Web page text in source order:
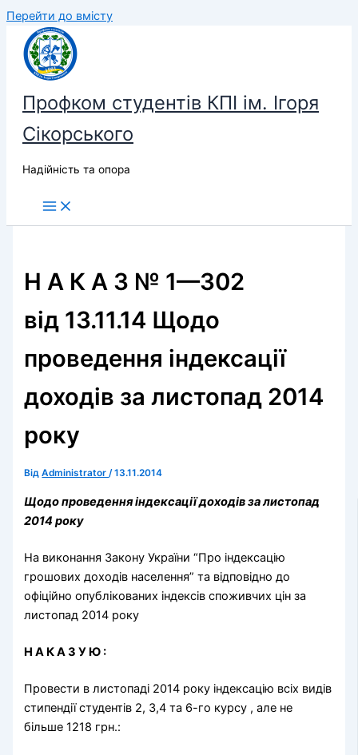
Перейти до вмісту
Профком студентів КПІ ім. Ігоря
Сікорського
Надійність та опора
Н А К А З № 1—302
від 13.11.14 Щодо
проведення індексації
доходів за листопад 2014
року
ВідAdministrator/13.11.2014
Щодо проведення індексації доходів за листопад
2014 року
На виконання Закону України “Про індексацію
грошових доходів населення” та відповідно до
офіційно опублікованих індексів споживчих цін за
листопад 2014 року
Н А К А З У Ю :
Провести в листопаді 2014 року індексацію всіх видів
стипендії студентів 2, 3,4 та 6-го курсу , але не
більше 1218 грн.: